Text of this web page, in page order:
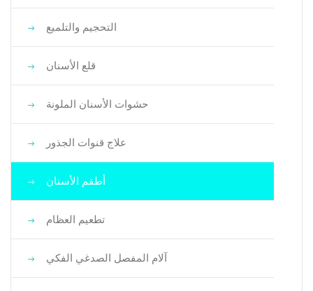
التحجيم والتلميع
قلع الأسنان
حشوات الأسنان الملونة
علاج قنوات الجذور
أطقم الأسنان
تطعيم العظام
آلام المفصل الصدغي الفكي